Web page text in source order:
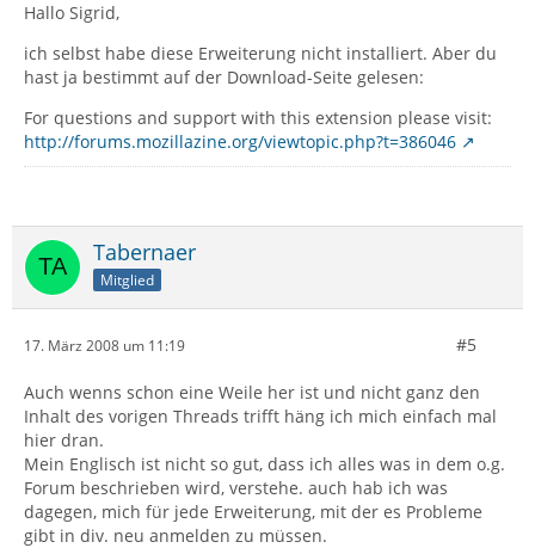
Hallo Sigrid,
ich selbst habe diese Erweiterung nicht installiert. Aber du
hast ja bestimmt auf der Download-Seite gelesen:
For questions and support with this extension please visit:
http://forums.mozillazine.org/viewtopic.php?t=386046
Tabernaer
Mitglied
17. März 2008 um 11:19 #5
Auch wenns schon eine Weile her ist und nicht ganz den
Inhalt des vorigen Threads trifft häng ich mich einfach mal
hier dran.
Mein Englisch ist nicht so gut, dass ich alles was in dem o.g.
Forum beschrieben wird, verstehe. auch hab ich was
dagegen, mich für jede Erweiterung, mit der es Probleme
gibt in div. neu anmelden zu müssen.